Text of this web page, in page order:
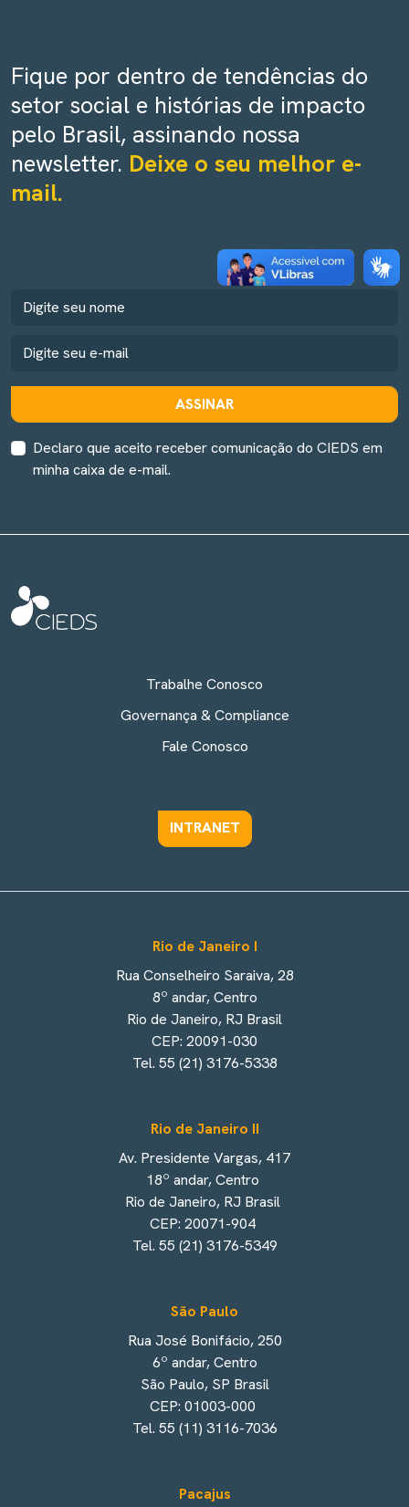
Fique por dentro de tendências do
setor social e histórias de impacto
pelo Brasil, assinando nossa
newsletter. Deixe o seu melhor e-
mail.
ASSINAR
Declaro que aceito receber comunicação do CIEDS em
minha caixa de e-mail.
Trabalhe Conosco
Governança & Compliance
Fale Conosco
INTRANET
Rio de Janeiro I
Rua Conselheiro Saraiva, 28
8º andar, Centro
Rio de Janeiro, RJ Brasil
CEP: 20091-030
Tel. 55 (21) 3176-5338
Rio de Janeiro II
Av. Presidente Vargas, 417
18º andar, Centro
Rio de Janeiro, RJ Brasil
CEP: 20071-904
Tel. 55 (21) 3176-5349
São Paulo
Rua José Bonifácio, 250
6º andar, Centro
São Paulo, SP Brasil
CEP: 01003-000
Tel. 55 (11) 3116-7036
Pacajus